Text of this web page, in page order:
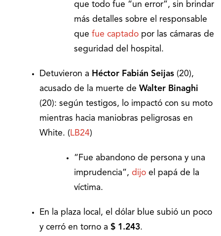
que todo fue “un error”, sin brindar
más detalles sobre el responsable
que fue captado por las cámaras de
seguridad del hospital.
Detuvieron a Héctor Fabián Seijas (20),
acusado de la muerte de Walter Binaghi
(20): según testigos, lo impactó con su moto
mientras hacia maniobras peligrosas en
White. ( LB24)
“Fue abandono de persona y una
imprudencia”, dijo el papá de la
víctima.
En la plaza local, el dólar blue subió un poco
y cerró en torno a $ 1.243.